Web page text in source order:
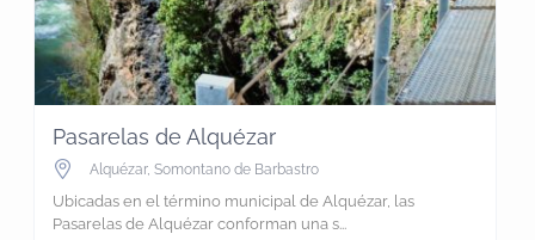
Pasarelas de Alquézar
Alquézar, Somontano de Barbastro
Ubicadas en el término municipal de Alquézar, las
Pasarelas de Alquézar conforman una s...